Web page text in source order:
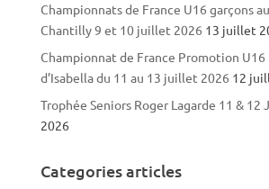
Championnats de France U16 garçons
Chantilly 9 et 10 juillet 2026 13 juillet
Championnat de France Promotion U16
d’Isabella du 11 au 13 juillet 2026 12
Trophée Seniors Roger Lagarde 11 & 12
2026
Categories articles